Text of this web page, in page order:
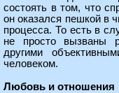
состоять в том, что
он оказался пешкой в
процесса. То есть в
не просто вызваны
другими
человеком.
Любовь и отношения